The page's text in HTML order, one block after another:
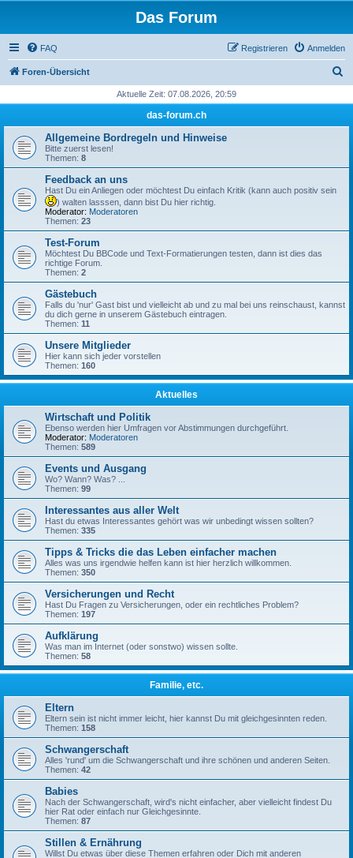
Das Forum
FAQ Anmelden
Registrieren
Foren-Übersicht
h
Aktuelle Zeit: 07.08.2026, 20:59
das-forum.ch
Allgemeine Bordregeln und Hinweise
Bitte zuerst lesen!
Themen: 8
Feedback an uns
Hast Du ein Anliegen oder möchtest Du einfach Kritik (kann auch positiv sein
) walten lasssen, dann bist Du hier richtig.
Moderator: Moderatoren
Themen: 23
Test-Forum
Möchtest Du BBCode und Text-Formatierungen testen, dann ist dies das
richtige Forum.
Themen: 2
Gästebuch
Falls du 'nur' Gast bist und vielleicht ab und zu mal bei uns reinschaust, kannst
du dich gerne in unserem Gästebuch eintragen.
Themen: 11
Unsere Mitglieder
Hier kann sich jeder vorstellen
Themen: 160
Aktuelles
Wirtschaft und Politik
Ebenso werden hier Umfragen vor Abstimmungen durchgeführt.
Moderator: Moderatoren
Themen: 589
Events und Ausgang
Wo? Wann? Was? ...
Themen: 99
Interessantes aus aller Welt
Hast du etwas Interessantes gehört was wir unbedingt wissen sollten?
Themen: 335
Tipps & Tricks die das Leben einfacher machen
Alles was uns irgendwie helfen kann ist hier herzlich willkommen.
Themen: 350
Versicherungen und Recht
Hast Du Fragen zu Versicherungen, oder ein rechtliches Problem?
Themen: 197
Aufklärung
Was man im Internet (oder sonstwo) wissen sollte.
Themen: 58
Familie, etc.
Eltern
Eltern sein ist nicht immer leicht, hier kannst Du mit gleichgesinnten reden.
Themen: 158
Schwangerschaft
Alles 'rund' um die Schwangerschaft und ihre schönen und anderen Seiten.
Themen: 42
Babies
Nach der Schwangerschaft, wird's nicht einfacher, aber vielleicht findest Du
hier Rat oder einfach nur Gleichgesinnte.
Themen: 87
Stillen & Ernährung
Willst Du etwas über diese Themen erfahren oder Dich mit anderen